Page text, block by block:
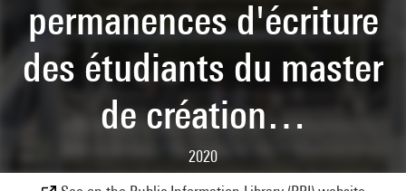
permanences d'écriture
des étudiants du master
de création…
2020